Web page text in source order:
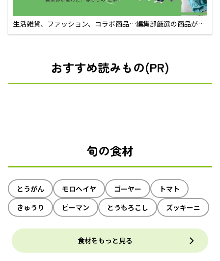
生活雑貨、ファッション、コラボ商品…編集部厳選の商品が買
えるECサイト
おすすめ読みもの(PR)
旬の食材
とうがん モロヘイヤ ゴーヤー
トマト
きゅうり
ピーマン とうもろこし ズッキーニ
食材をもっと見る